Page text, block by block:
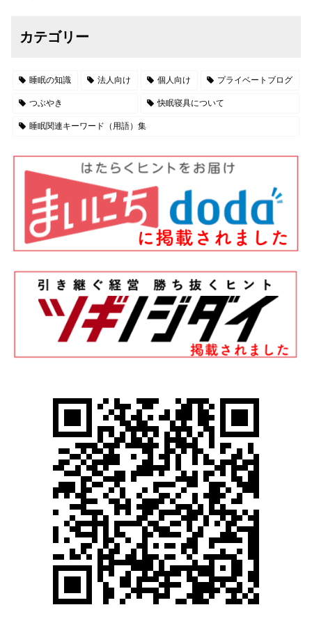
カテゴリー
睡眠の知識 法人向け 個人向け プライベートブログ
つぶやき 快眠寝具について
睡眠関連キーワード（用語）集